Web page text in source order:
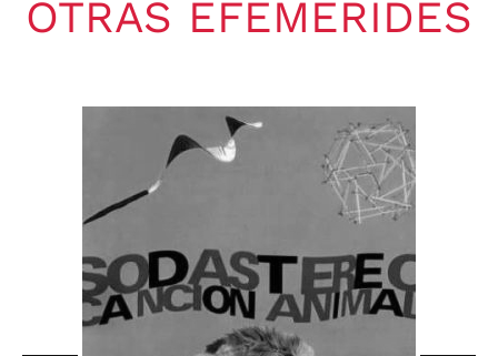
OTRAS EFEMÉRIDES
Gaby Ponchs
agosto 7, 2026
07 de agosto de 1964. Se publica
en Estados Unidos, el single «I